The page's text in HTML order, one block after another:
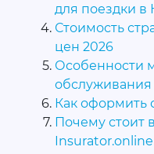
для поездки в
Стоимость
цен 2026
Особенности
обслуживания
Как оформить
Почему стоит
Insurator.online